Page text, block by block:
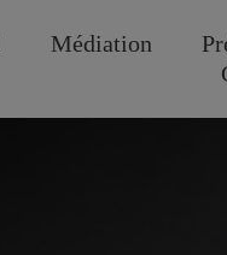
Médiation